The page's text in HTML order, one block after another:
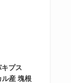
キプス
産 塊根